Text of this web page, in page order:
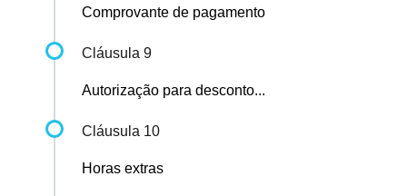
Comprovante de pagamento
Cláusula 9
Autorização para desconto...
Cláusula 10
Horas extras